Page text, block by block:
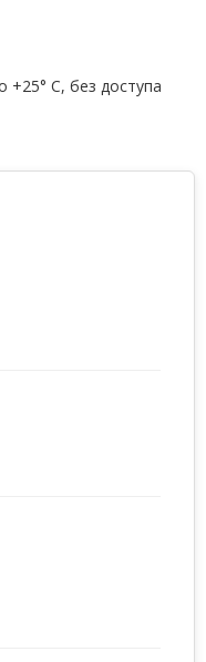
+25° С, без доступа